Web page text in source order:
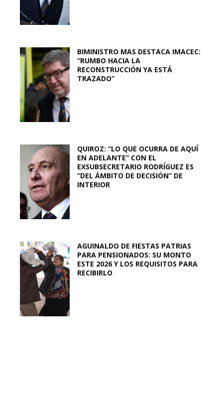
BIMINISTRO MAS DESTACA IMACEC:
“RUMBO HACIA LA
RECONSTRUCCIÓN YA ESTÁ
TRAZADO”
QUIROZ: “LO QUE OCURRA DE AQUÍ
EN ADELANTE” CON EL
EXSUBSECRETARIO RODRÍGUEZ ES
“DEL ÁMBITO DE DECISIÓN” DE
INTERIOR
AGUINALDO DE FIESTAS PATRIAS
PARA PENSIONADOS: SU MONTO
ESTE 2026 Y LOS REQUISITOS PARA
RECIBIRLO